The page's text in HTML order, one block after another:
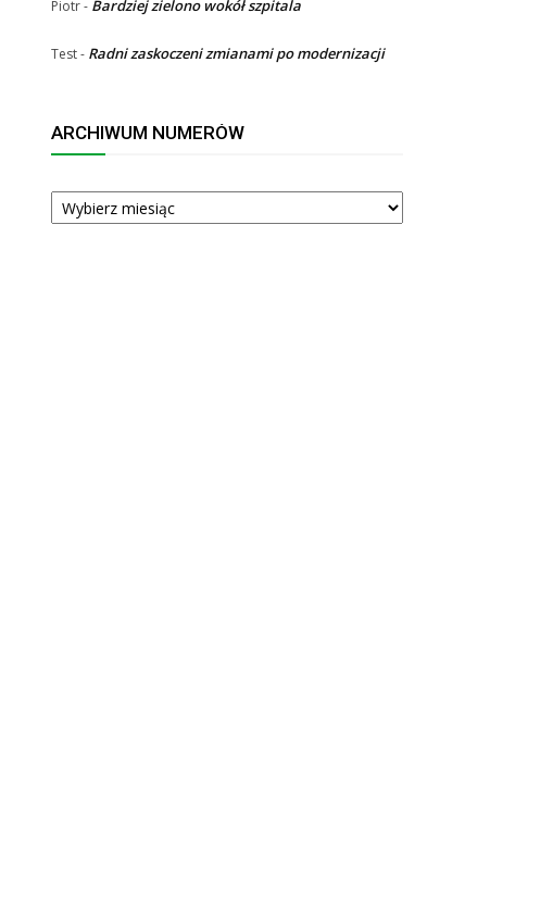
Piotr- Bardziej zielono wokół szpitala
Test- Radni zaskoczeni zmianami po modernizacji
ARCHIWUM NUMERÓW
ARCHIWUM
NUMERÓW